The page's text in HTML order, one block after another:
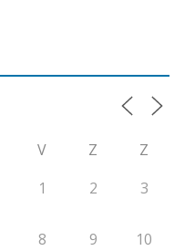
V Z
Z
1 2 3
8 9 10